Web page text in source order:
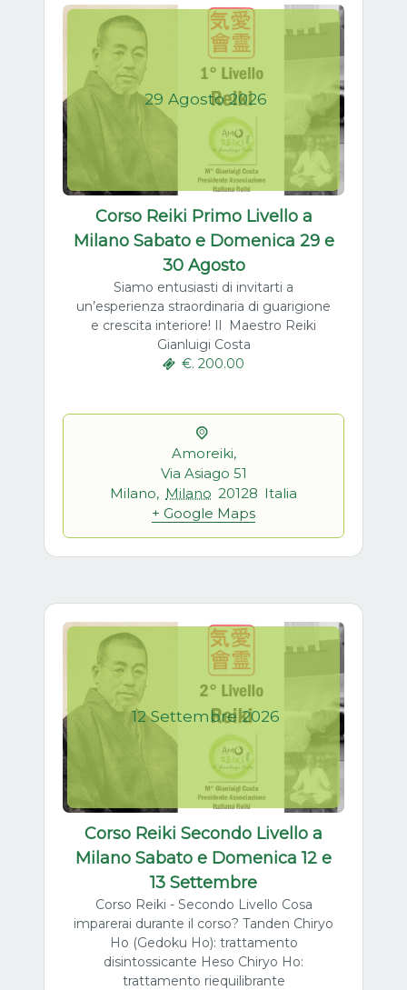
29 Agosto 2026
Corso Reiki Primo Livello a
Milano Sabato e Domenica 29 e
30 Agosto
Siamo entusiasti di invitarti a
un’esperienza straordinaria di guarigione
e crescita interiore! Il Maestro Reiki
Gianluigi Costa
€. 200.00
Amoreiki,
Via Asiago 51
Milano, Milano 20128 Italia
+ Google Maps
12 Settembre 2026
Corso Reiki Secondo Livello a
Milano Sabato e Domenica 12 e
13 Settembre
Corso Reiki - Secondo Livello Cosa
imparerai durante il corso? Tanden Chiryo
Ho (Gedoku Ho): trattamento
disintossicante Heso Chiryo Ho:
trattamento riequilibrante